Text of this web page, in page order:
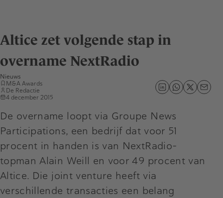
Altice zet volgende stap in
overname NextRadio
Nieuws
M&A Awards
De Redactie
4 december 2015
De overname loopt via Groupe News
Participations, een bedrijf dat voor 51
procent in handen is van NextRadio-
topman Alain Weill en voor 49 procent van
Altice. Die joint venture heeft via
verschillende transacties een belang